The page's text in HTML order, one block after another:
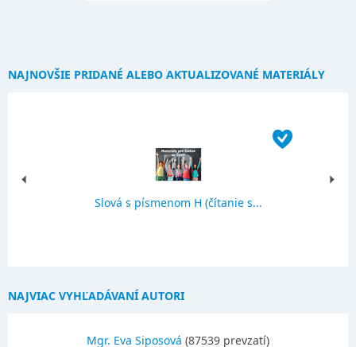
NAJNOVŠIE PRIDANÉ ALEBO AKTUALIZOVANÉ MATERIÁLY
Slová s písmenom H (čítanie s...
NAJVIAC VYHĽADÁVANÍ AUTORI
Mgr. Eva Siposová (87539 prevzatí)